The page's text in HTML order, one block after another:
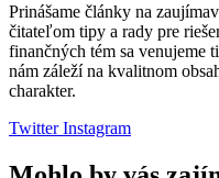
Prinášame články na
čitateľom tipy a rady pre
finančných tém sa venujeme
nám záleží na kvalitnom
charakter.
TwitterInstagram